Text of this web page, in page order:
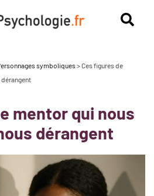
symboliques >Ces figures de
mentor qui nous
dérangent